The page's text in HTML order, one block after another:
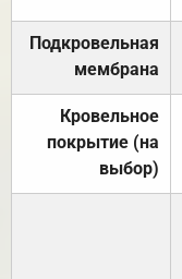
Подкровельная
мембрана
Кровельное
покрытие (на
выбор)